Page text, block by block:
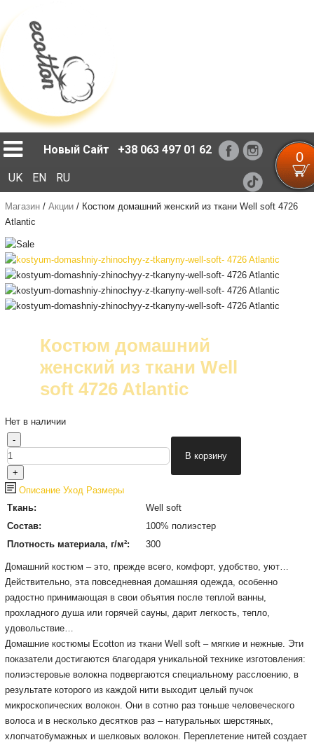
Новый Сайт +38 063 497 01 62 0
UK EN RU
Магазин/ Акции/ Костюм домашний женский из ткани Well soft 4726
Atlantic
Костюм домашний
женский из ткани Well
soft 4726 Atlantic
Нет в наличии
Описание Уход Размеры
Ткань:
Well soft
Состав:
100% полиэстер
Плотность материала, г/м²:
300
Домашний костюм – это, прежде всего, комфорт, удобство, уют…
Действительно, эта повседневная домашняя одежда, особенно
радостно принимающая в свои объятия после теплой ванны,
прохладного душа или горячей сауны, дарит легкость, тепло,
удовольствие…
Домашние костюмы Ecotton из ткани Well soft – мягкие и нежные. Эти
показатели достигаются благодаря уникальной технике изготовления:
полиэстеровые волокна подвергаются специальному расслоению, в
результате которого из каждой нити выходит целый пучок
микроскопических волокон. Они в сотню раз тоньше человеческого
волоса и в несколько десятков раз – натуральных шерстяных,
хлопчатобумажных и шелковых волокон. Переплетение нитей создает